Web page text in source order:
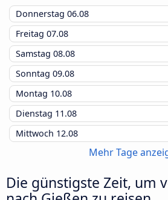
Donnerstag 06.08
Freitag 07.08
Samstag 08.08
Sonntag 09.08
Montag 10.08
Dienstag 11.08
Mittwoch 12.08
Mehr Tage
Die günstigste Zeit, um